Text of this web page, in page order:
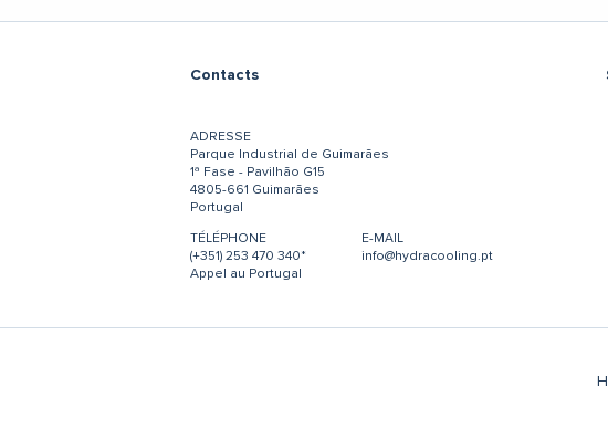
Contacts
ADRESSE
Parque Industrial de Guimarães
1ª Fase - Pavilhão G15
4805-661 Guimarães
Portugal
TÉLÉPHONE
(+351) 253 470 340*
Appel au Portugal
E-MAIL
info@hydracooling.pt